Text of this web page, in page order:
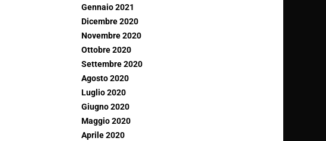
Gennaio 2021
Dicembre 2020
Novembre 2020
Ottobre 2020
Settembre 2020
Agosto 2020
Luglio 2020
Giugno 2020
Maggio 2020
Aprile 2020